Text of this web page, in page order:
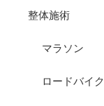
整体施術
マラソン
ロードバイク